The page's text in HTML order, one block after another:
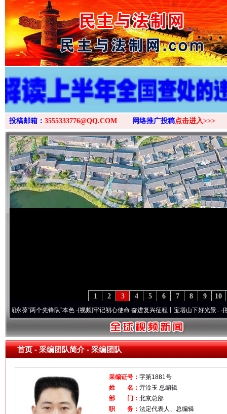
>
投稿邮箱： 3555333776@QQ.COM 网络推广投稿点击进入>>>
10
9
8
7
6
5
4
3
2
1
葆“两个先锋队”本色·[视频]牢记初心使命 奋进复兴征程丨宝塔山下好光景..·[视频]因
首页-采编团队简介- 采编团队
采编证号： 字第1881号
姓 名： 亓淦玉 总编辑
部 门： 北京总部
职 务： 法定代表人、总编辑